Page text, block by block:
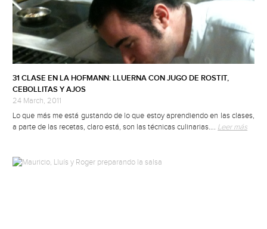
31 CLASE EN LA HOFMANN: LLUERNA CON JUGO DE ROSTIT,
CEBOLLITAS Y AJOS
24 March, 2011
Lo que más me está gustando de lo que estoy aprendiendo en las clases,
a parte de las recetas, claro está, son las técnicas culinarias…. Leer más